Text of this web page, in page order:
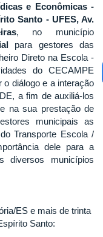
e Econômicas -
Santo - UFES, Av.
, no município
para gestores das
Direto na Escola -
do CECAMPE
diálogo e a interação
a fim de auxiliá-los
na sua prestação de
municipais as
Transporte Escola /
dele para a
diversos municípios
ES e mais de trinta
Santo: